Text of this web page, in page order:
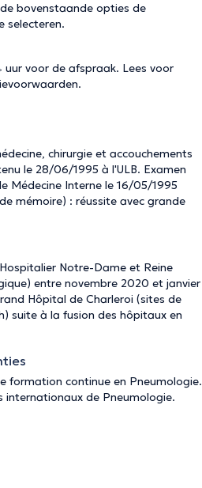
bovenstaande opties de
selecteren.
voor de afspraak. Lees voor
.
chirurgie et accouchements
le 28/06/1995 à l'ULB. Examen
Médecine Interne le 16/05/1995
mémoire) : réussite avec grande
Notre-Dame et Reine
entre novembre 2020 et janvier
Hôpital de Charleroi (sites de
suite à la fusion des hôpitaux en
formation continue en Pneumologie.
internationaux de Pneumologie.